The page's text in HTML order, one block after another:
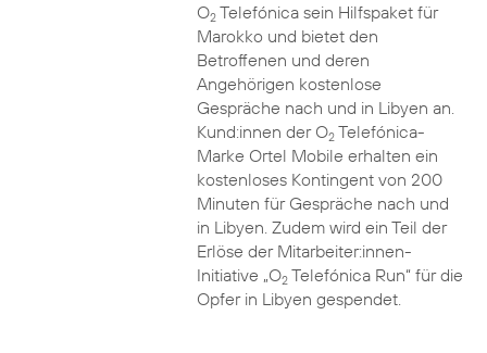
O2Telefónica sein Hilfspaket für
Marokko und bietet den
Betroffenen und deren
Angehörigen kostenlose
Gespräche nach und in Libyen an.
Kund:innen der O2Telefónica-
Marke Ortel Mobile erhalten ein
kostenloses Kontingent von 200
Minuten für Gespräche nach und
in Libyen. Zudem wird ein Teil der
Erlöse der Mitarbeiter:innen-
Initiative „O2Telefónica Run“ für die
Opfer in Libyen gespendet.